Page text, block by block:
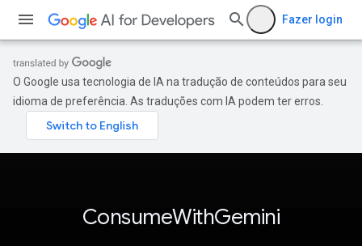
Fazer login
O Google usa tecnologia de IA na tradução de conteúdos para seu
idioma de preferência. As traduções com IA podem ter erros.
ConsumeWithGemini